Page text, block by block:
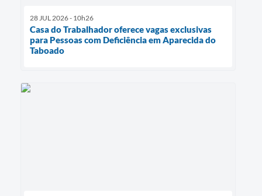
28 JUL 2026 - 10h26
Casa do Trabalhador oferece vagas exclusivas
para Pessoas com Deficiência em Aparecida do
Taboado